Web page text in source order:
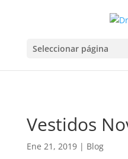
Seleccionar página
Vestidos
Ene 21, 2019| Blog